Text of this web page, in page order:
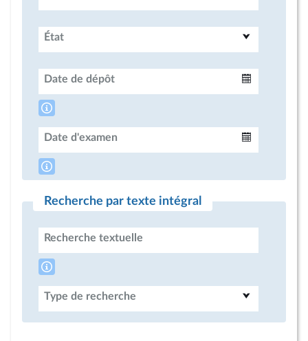
État
Date de dépôt
Date d'examen
Recherche par texte intégral
Recherche textuelle
Type de recherche